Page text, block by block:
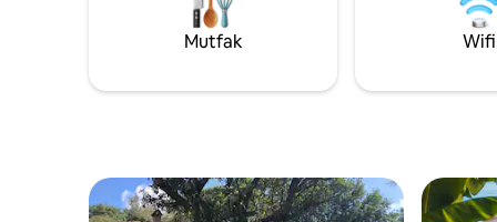
unutulmaz anlar için mükemmeldir
getirin
Mutfak Wifi